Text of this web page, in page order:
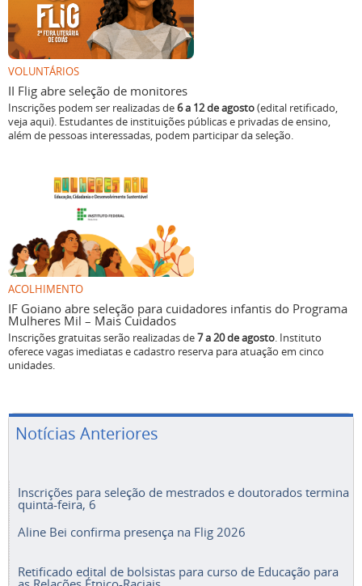
VOLUNTÁRIOS
II Flig abre seleção de monitores
Inscrições podem ser realizadas de6 a 12 de agosto(edital retificado,
veja aqui). Estudantes de instituições públicas e privadas de ensino,
além de pessoas interessadas, podem participar da seleção.
ACOLHIMENTO
IF Goiano abre seleção para cuidadores infantis do Programa
Mulheres Mil – Mais Cuidados
Inscrições gratuitas serão realizadas de7 a 20 de agosto. Instituto
oferece vagas imediatas e cadastro reserva para atuação em cinco
unidades.
Notícias Anteriores
Inscrições para seleção de mestrados e doutorados termina
quinta-feira, 6
Aline Bei confirma presença na Flig 2026
Retificado edital de bolsistas para curso de Educação para